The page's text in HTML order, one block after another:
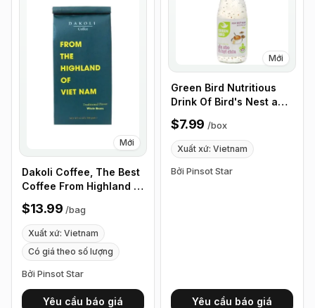
Mới
Dakoli Coffee, The Best
Coffee From Highland of
Vietnam, 100%
Vietnamese Coffee -
340g (12 oz)
$13.99 /bag
Xuất xứ: Vietnam
Có giá theo số lượng
Bởi Pinsot Star
Yêu cầu báo giá
Mới
Green Bird Nutritious
Drink Of Bird's Nest and
Chia Seed, Box of 6
bottles
$7.99 /box
Xuất xứ: Vietnam
Bởi Pinsot Star
Yêu cầu báo giá